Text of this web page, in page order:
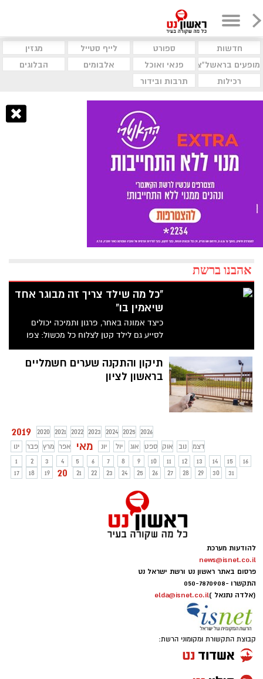
חדשות ספורט לייף סטייל
מגזין
מופעים בראשל"צ
פנאי ואוכל אלבומים
הבלוגים
רכילות
תרבות ובידור
אהבנו ברשת
"כל מה שילד צריך זה מבוגר אחד
שיאמין בו"
כיצד אמונה באחר, פרגון ותמיכה יכולים
לסייע גם לילד קטן לצלוח כל מכשול: צפו
בסרטון הקצר שמגלם את הרעיון הזה באופן
הפשוט ביותר
תיקון והתקנה שערים חשמליים
בראשון לציון
2019 2020 2021 2022 2023 2024 2025
2026
ינו
פבר מרץ אפר מאי יונ יול אוג ספט אוק נוב
דצמ
1
2 3 4 5 6 7 8 9 10 11 12 13 14 15
16
17
18 19 20 21 22 23 24 25 26 27 28 29 30 31
להודעות מערכת
news@isnet.co.il
פרסום באתר ראשון נט ורשת ישראל נט
התקשרו -050-7870908
(אלדה נתנאל )elda@isnet.co.il
קבוצת התקשורת ומקומוני הרשת: